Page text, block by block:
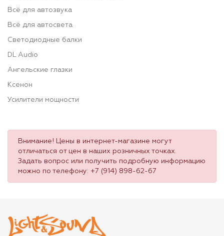
Всё для автозвука
Всё для автосвета
Светодиодные балки
DL Audio
Ангельские глазки
Ксенон
Усилители мощности
Внимание! Цены в интернет-магазине могут
отличаться от цен в наших розничных точках.
Задать вопрос или получить подробную информацию
можно по телефону: +7 (914) 898-62-67